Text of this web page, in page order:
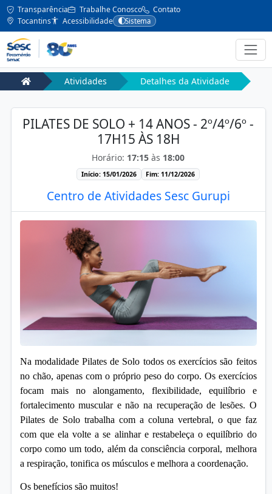
Transparência Trabalhe Conosco
Contato
Tocantins
Acessibilidade Sistema
Atividades Detalhes da Atividade
PILATES DE SOLO + 14 ANOS - 2º/4º/6º -
17H15 ÀS 18H
Horário: 17:15 às 18:00
Início: 15/01/2026 Fim: 11/12/2026
Centro de Atividades Sesc Gurupi
Na modalidade Pilates de Solo todos os exercícios são feitos
no chão, apenas com o próprio peso do corpo. Os exercícios
focam mais no alongamento, flexibilidade, equilíbrio e
fortalecimento muscular e não na recuperação de lesões. O
Pilates de Solo trabalha com a coluna vertebral, o que faz
com que ela volte a se alinhar e restabeleça o equilíbrio do
corpo como um todo, além da consciência corporal, melhora
a respiração, tonifica os músculos e melhora a coordenação.
Os benefícios são muitos!